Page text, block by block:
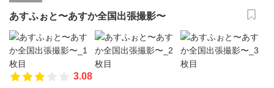
あすふぉと〜あすか全国出張撮影〜
3.08